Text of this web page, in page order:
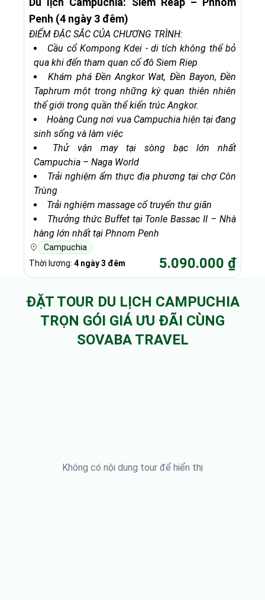
Penh (4 ngày 3 đêm)
ĐIỂM ĐẶC SẮC CỦA CHƯƠNG TRÌNH:
Cầu cổ Kompong Kdei - di tích không thể bỏ
qua khi đến tham quan cố đô Siem Riep
Khám phá Đền Angkor Wat, Đền Bayon, Đền
Taphrum một trong những kỳ quan thiên nhiên
thế giới trong quần thể kiến trúc Angkor.
Hoàng Cung nơi vua Campuchia hiện tại đang
sinh sống và làm việc
Thử vận may tại sòng bạc lớn nhất
Campuchia – Naga World
Trải nghiệm ẩm thực địa phương tại chợ Côn
Trùng
Trải nghiệm massage cổ truyển thư giãn
Thưởng thức Buffet tại Tonle Bassac II – Nhà
hàng lớn nhất tại Phnom Penh
Campuchia
Thời lượng: 4 ngày 3 đêm 5.090.000 ₫
ĐẶT TOUR DU LỊCH CAMPUCHIA
TRỌN GÓI GIÁ ƯU ĐÃI CÙNG
SOVABA TRAVEL
Không có nội dung tour để hiển thị